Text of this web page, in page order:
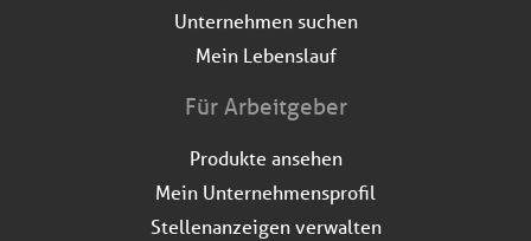
Unternehmen suchen
Mein Lebenslauf
Für Arbeitgeber
Produkte ansehen
Mein Unternehmensprofil
Stellenanzeigen verwalten